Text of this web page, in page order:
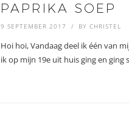
PAPRIKA SOEP
9 SEPTEMBER 2017 BY CHRISTEL
Hoi hoi, Vandaag deel ik één van
ik op mijn 19e uit huis ging en ging